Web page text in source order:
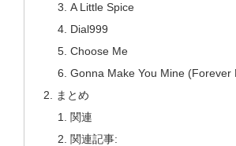
A Little Spice
Dial999
Choose Me
Gonna Make You Mine (Forever
まとめ
関連
関連記事: